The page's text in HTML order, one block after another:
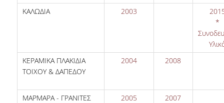
ΚΑΛΩΔΙΑ
2003
*
ΚΕΡΑΜΙΚΑ ΠΛΑΚΙΔΙΑ
ΤΟΙΧΟΥ & ΔΑΠΕΔΟΥ
2004 2008
ΜΑΡΜΑΡΑ - ΓΡΑΝΙΤΕΣ 2005 2007